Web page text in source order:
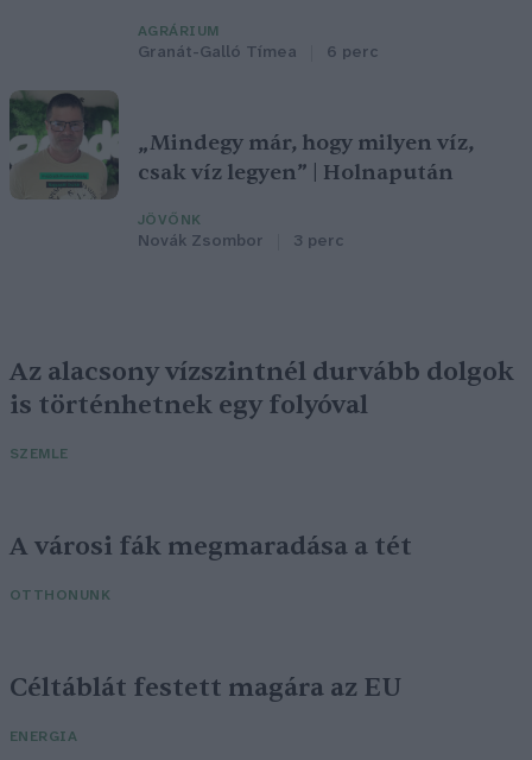
AGRÁRIUM
Granát-Galló Tímea 6 perc
„Mindegy már, hogy milyen víz,
csak víz legyen” | Holnapután
JÖVŐNK
Novák Zsombor 3 perc
Az alacsony vízszintnél durvább dolgok
is történhetnek egy folyóval
SZEMLE
A városi fák megmaradása a tét
OTTHONUNK
Céltáblát festett magára az EU
ENERGIA